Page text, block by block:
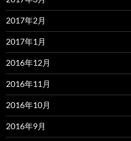
2017年2月
2017年1月
2016年12月
2016年11月
2016年10月
2016年9月